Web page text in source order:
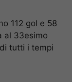
112 gol e 58
al 33esimo
tutti i tempi